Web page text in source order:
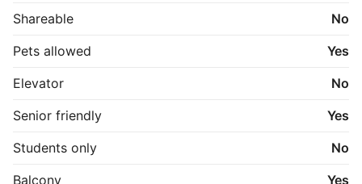
Shareable
No
Pets allowed
Yes
Elevator
No
Senior friendly
Yes
Students only
No
Balcony
Yes